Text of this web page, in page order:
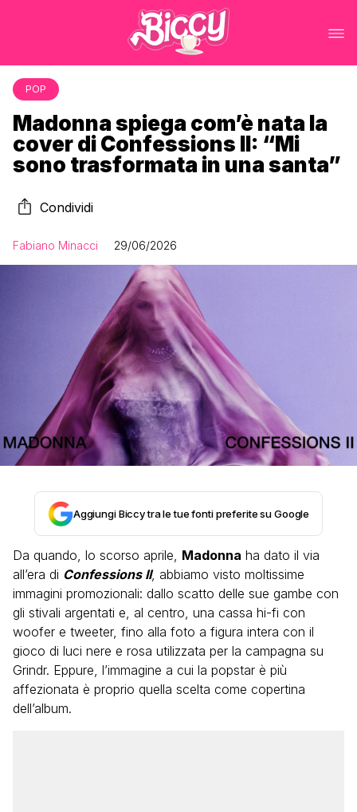
POP
Madonna spiega com’è nata la
cover di Confessions II: “Mi
sono trasformata in una santa”
Condividi
Fabiano Minacci 29/06/2026
Aggiungi Biccy tra le tue fonti preferite su Google
Da quando, lo scorso aprile, Madonna ha dato il via
all’era di Confessions II, abbiamo visto moltissime
immagini promozionali: dallo scatto delle sue gambe con
gli stivali argentati e, al centro, una cassa hi-fi con
woofer e tweeter, fino alla foto a figura intera con il
gioco di luci nere e rosa utilizzata per la campagna su
Grindr. Eppure, l’immagine a cui la popstar è più
affezionata è proprio quella scelta come copertina
dell’album.